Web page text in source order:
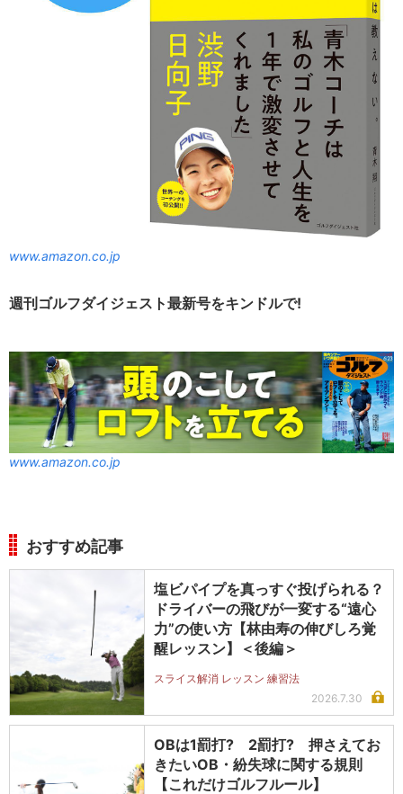
www.amazon.co.jp
週刊ゴルフダイジェスト最新号をキンドルで!
www.amazon.co.jp
おすすめ記事
塩ビパイプを真っすぐ投げられる？
ドライバーの飛びが一変する“遠心
力”の使い方【林由寿の伸びしろ覚
醒レッスン】＜後編＞
スライス解消 レッスン 練習法
2026.7.30
OBは1罰打? 2罰打? 押さえてお
きたいOB・紛失球に関する規則
【これだけゴルフルール】